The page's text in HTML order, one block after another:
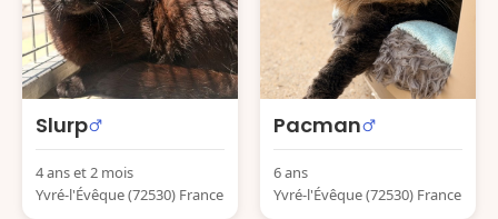
Slurp
4 ans et 2 mois
Yvré-l'Évêque (72530) France
Pacman
6 ans
Yvré-l'Évêque (72530) France